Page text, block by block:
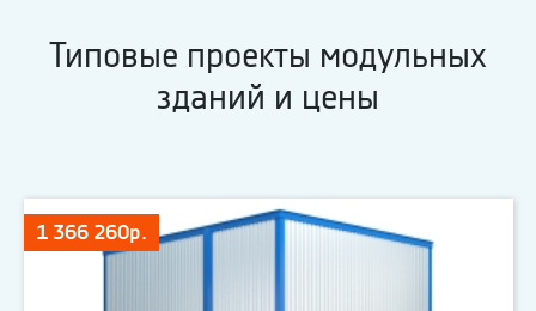
Типовые проекты модульных
зданий и цены
1 366 260р.